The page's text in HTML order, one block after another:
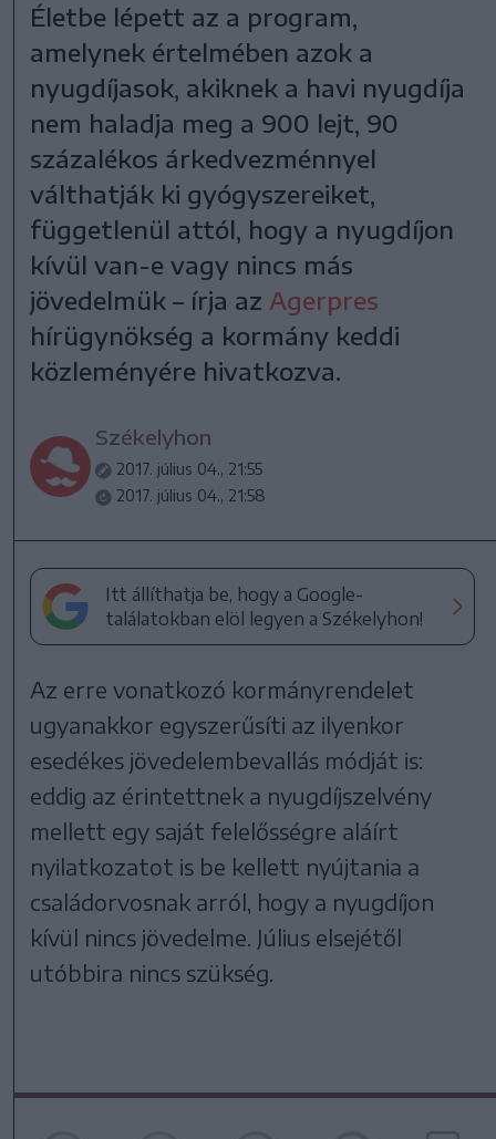
Életbe lépett az a program,
amelynek értelmében azok a
nyugdíjasok, akiknek a havi nyugdíja
nem haladja meg a 900 lejt, 90
százalékos árkedvezménnyel
válthatják ki gyógyszereiket,
függetlenül attól, hogy a nyugdíjon
kívül van-e vagy nincs más
jövedelmük – írja az Agerpres
hírügynökség a kormány keddi
közleményére hivatkozva.
Székelyhon
2017. július 04., 21:55
2017. július 04., 21:58
Itt állíthatja be, hogy a Google-
találatokban elöl legyen a Székelyhon!
Az erre vonatkozó kormányrendelet
ugyanakkor egyszerűsíti az ilyenkor
esedékes jövedelembevallás módját is:
eddig az érintettnek a nyugdíjszelvény
mellett egy saját felelősségre aláírt
nyilatkozatot is be kellett nyújtania a
családorvosnak arról, hogy a nyugdíjon
kívül nincs jövedelme. Július elsejétől
utóbbira nincs szükség.